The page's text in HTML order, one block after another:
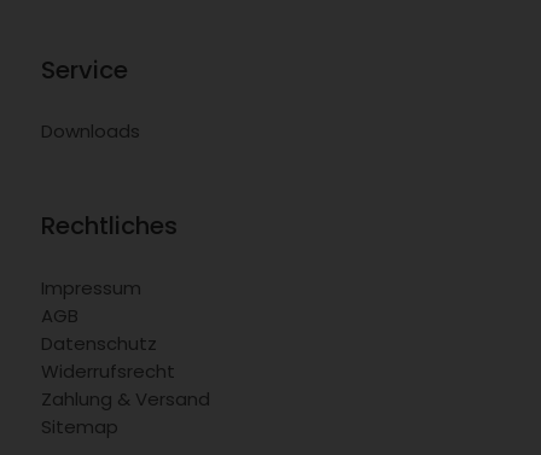
Service
Downloads
Rechtliches
Impressum
AGB
Datenschutz
Widerrufsrecht
Zahlung & Versand
Sitemap